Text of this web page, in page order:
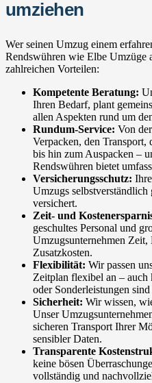
umziehen
Wer seinen Umzug einem
Rendswühren wie Elbe Umzüge
zahlreichen Vorteilen:
Kompetente Beratung:
Ihren Bedarf, plant
allen Aspekten rund um
Rundum-Service: Von
Verpacken, den
bis hin zum Auspacken –
Rendswühren bietet
Versicherungsschutz:
Umzugs selbstverständlich
versichert.
Zeit- und
geschultes Personal und
Umzugsunternehmen
Zusatzkosten.
Flexibilität: Wir passen
Zeitplan flexibel an –
oder Sonderleistungen
Sicherheit: Wir wissen,
Unser
sicheren Transport Ihrer
sensibler Daten.
Transparente
keine bösen
vollständig und